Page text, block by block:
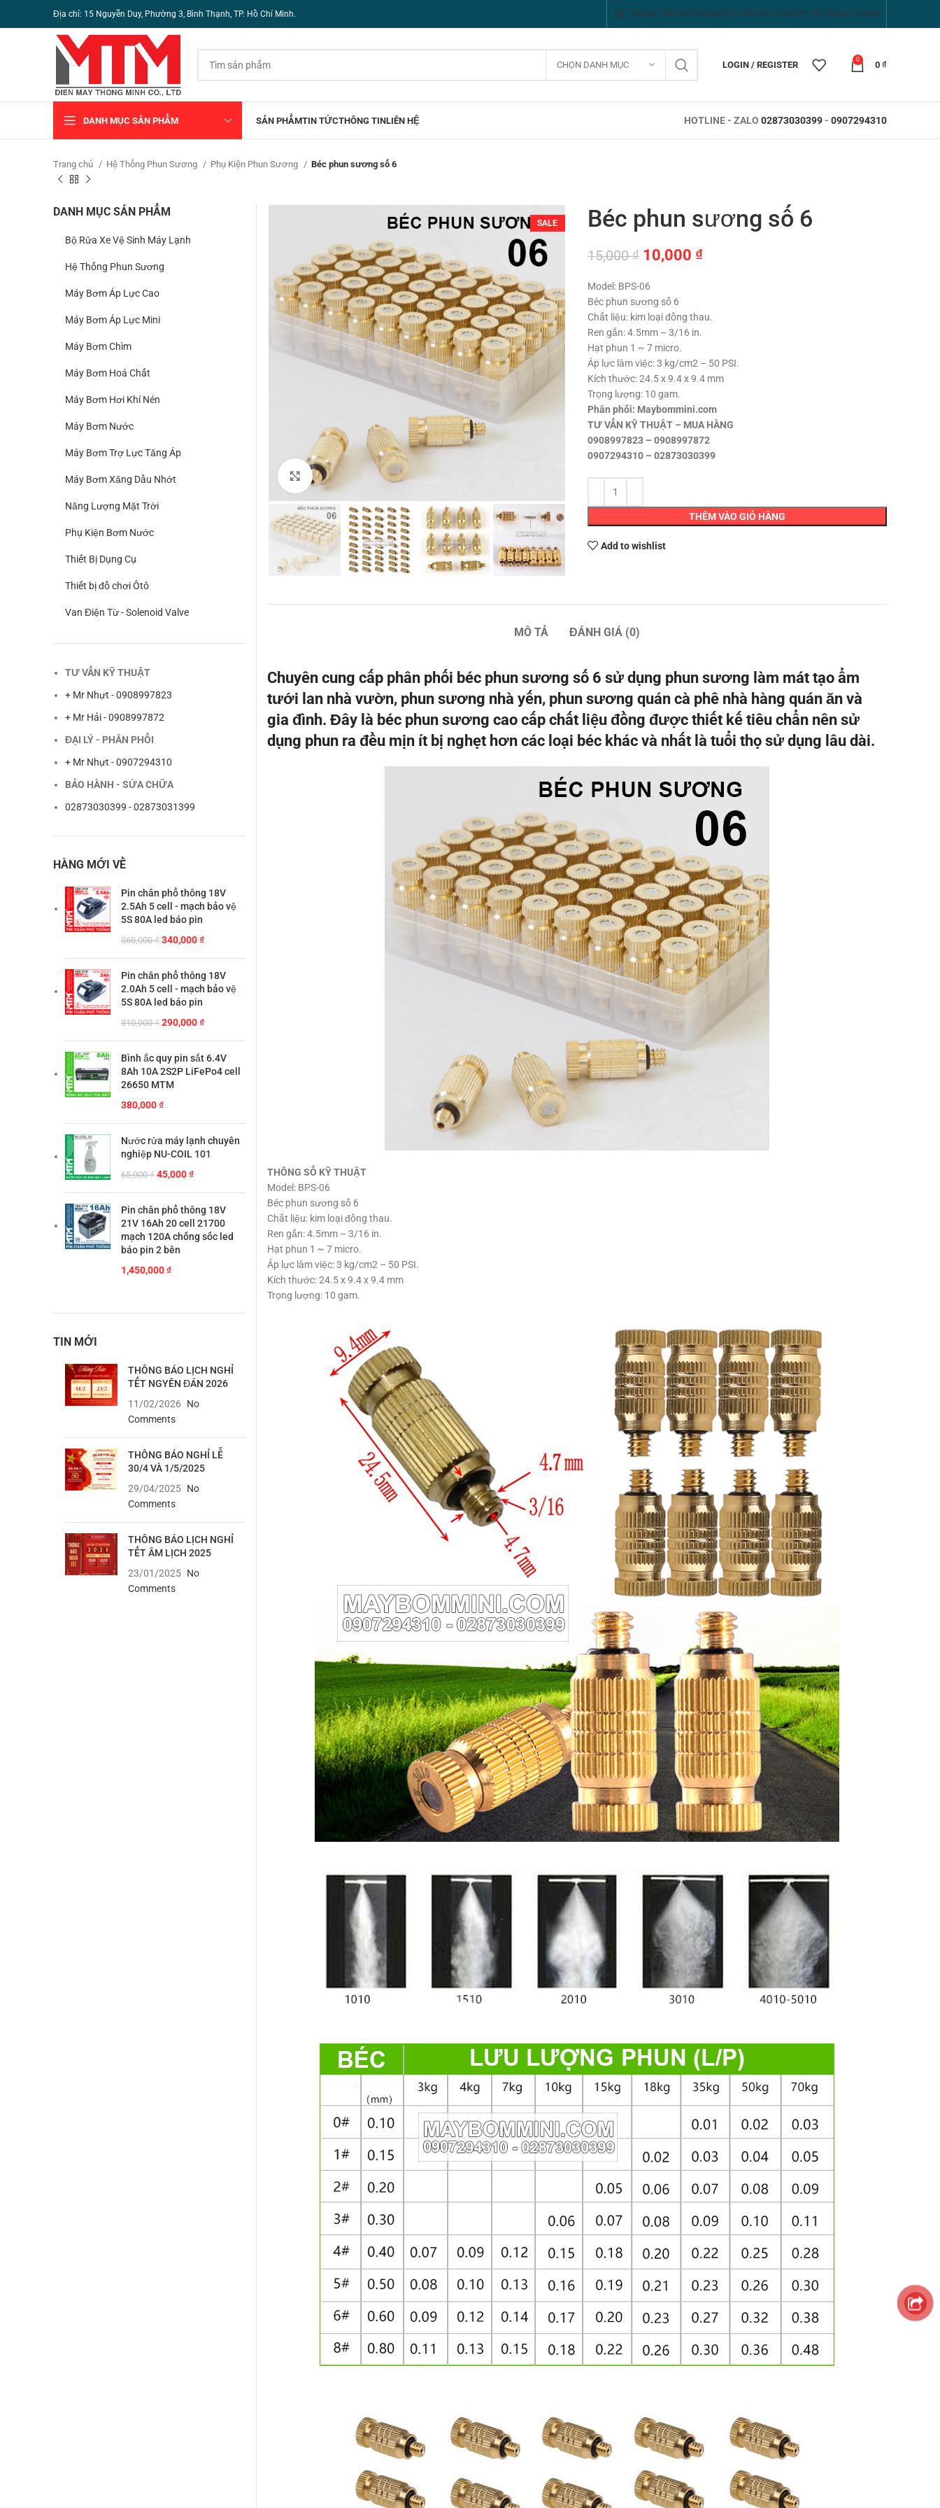
Địa chỉ: 15 Nguyễn Duy, Phường 3, Bình Thạnh, TP. Hồ Chí Minh. TRUNG TÂM BẢO HÀNH YÊU CẦU BÁO GIÁ HỢP TÁC KINH DOANH
CHỌN DANH MỤC LOGIN / REGISTER
0
0 ₫
DANH MỤC SẢN PHẨM SẢN PHẨMTIN TỨCTHÔNG TINLIÊN HỆ HOTLINE - ZALO 02873030399- 0907294310
Trang chủ Hệ Thống Phun Sương Phụ Kiện Phun Sương Béc phun sương số 6
SALE
Click to enlarge
Béc phun sương số 6
15,000₫ Giá
là:
15,000 ₫.
10,000 ₫Giá
Model: BPS-06
Béc phun sương số 6
Chất liệu: kim loại đồng thau.
Ren gắn: 4.5mm – 3/16 in.
Hạt phun 1 ~ 7 micro.
Áp lực làm việc: 3 kg/cm2 – 50 PSI.
Kích thước: 24.5 x 9.4 x 9.4 mm
Trọng lượng: 10 gam.
Phân phối: Maybommini.com
TƯ VẤN KỸ THUẬT – MUA HÀNG
0908997823 – 0908997872
0907294310 – 02873030399
THÊM VÀO GIỎ HÀNG
Add to wishlist
MÔ TẢ ĐÁNH GIÁ (0)
Chuyên cung cấp phân phối béc phun sương số 6 sử dụng phun sương làm mát tạo ẩm
tưới lan nhà vườn, phun sương nhà yến, phun sương quán cà phê nhà hàng quán ăn và
gia đình. Đây là béc phun sương cao cấp chất liệu đồng được thiết kế tiêu chẩn nên sử
dụng phun ra đều mịn ít bị nghẹt hơn các loại béc khác và nhất là tuổi thọ sử dụng lâu dài.
THÔNG SỐ KỸ THUẬT
Model: BPS-06
Béc phun sương số 6
Chất liệu: kim loại đồng thau.
Ren gắn: 4.5mm – 3/16 in.
Hạt phun 1 ~ 7 micro.
Áp lực làm việc: 3 kg/cm2 – 50 PSI.
Kích thước: 24.5 x 9.4 x 9.4 mm
Trọng lượng: 10 gam.
DANH MỤC SẢN PHẨM
Bộ Rửa Xe Vệ Sinh Máy Lạnh
Hệ Thống Phun Sương
Máy Bơm Áp Lực Cao
Máy Bơm Áp Lực Mini
Máy Bơm Chìm
Máy Bơm Hoá Chất
Máy Bơm Hơi Khí Nén
Máy Bơm Nước
Máy Bơm Trợ Lực Tăng Áp
Máy Bơm Xăng Dầu Nhớt
Năng Lượng Mặt Trời
Phụ Kiện Bơm Nước
Thiết Bị Dụng Cụ
Thiết bị đồ chơi Ôtô
Van Điện Từ - Solenoid Valve
TƯ VẤN KỸ THUẬT
+ Mr Nhựt - 0908997823
+ Mr Hải - 0908997872
ĐẠI LÝ - PHÂN PHỐI
+ Mr Nhựt - 0907294310
BẢO HÀNH - SỬA CHỮA
02873030399 - 02873031399
HÀNG MỚI VỀ
Pin chân phổ thông 18V
2.5Ah 5 cell - mạch bảo vệ
5S 80A led báo pin
360,000₫ Giá
là:
360,000 ₫.
340,000₫Giá
tại
là:
Pin chân phổ thông 18V
2.0Ah 5 cell - mạch bảo vệ
5S 80A led báo pin
310,000₫ Giá
310,000 ₫.
290,000₫Giá
tại
là:
Bình ắc quy pin sắt 6.4V
8Ah 10A 2S2P LiFePo4 cell
26650 MTM
380,000₫
Nước rửa máy lạnh chuyên
nghiệp NU-COIL 101
65,000₫ Giá
65,000 ₫.
45,000₫Giá
tại
là:
45,000 ₫.
Pin chân phổ thông 18V
21V 16Ah 20 cell 21700
mạch 120A chống sốc led
báo pin 2 bên
1,450,000₫
TIN MỚI
THÔNG BÁO LỊCH NGHỈ
TẾT NGYÊN ĐÁN 2026
11/02/2026
No
Comments
THÔNG BÁO NGHỈ LỄ
30/4 VÀ 1/5/2025
29/04/2025 No
Comments
THÔNG BÁO LỊCH NGHỈ
TẾT ÂM LỊCH 2025
23/01/2025 No
Comments